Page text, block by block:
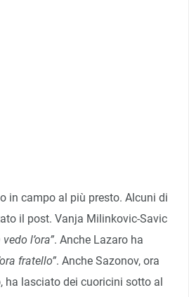
in campo al più presto. Alcuni di
il post. Vanja Milinkovic-Savic
l’ora”. Anche Lazaro ha
fratello”. Anche Sazonov, ora
ha lasciato dei cuoricini sotto al